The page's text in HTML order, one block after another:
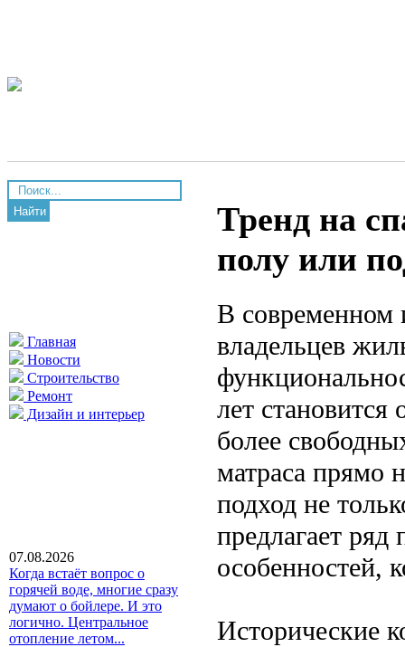
Найти
Главная
Новости
Строительство
Ремонт
Дизайн и интерьер
07.08.2026
Когда встаёт вопрос о
горячей воде, многие сразу
думают о бойлере. И это
логично. Центральное
отопление летом...
Тренд на
полу или
В современном
владельцев
лет становится
более
матраса прямо
подход не
предлагает
особенностей,
Исторические